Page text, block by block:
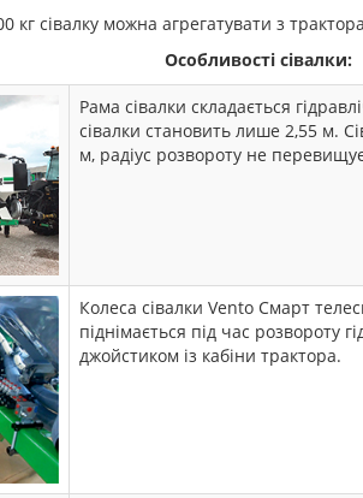
кг сівалку можна агрегатувати з
Особливості сівалки:
Рама сівалки складається
сівалки становить лише 2,55 м.
м, радіус розвороту не
Колеса сівалки Vento Смарт
піднімається під час розвороту
джойстиком із кабіни трактора.